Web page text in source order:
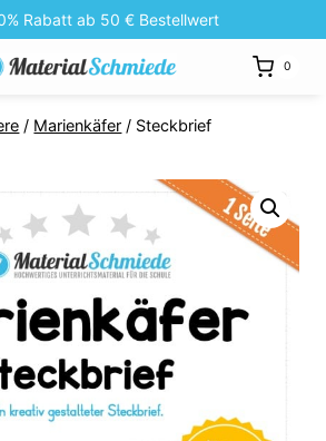
Rabatt ab 50 € Bestellwert
0
/ Marienkäfer / Steckbrief